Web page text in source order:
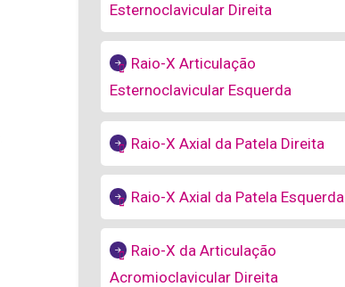
Esternoclavicular Direita
Raio-X Articulação
Esternoclavicular Esquerda
Raio-X Axial da Patela Direita
Raio-X Axial da Patela Esquerda
Raio-X da Articulação
Acromioclavicular Direita